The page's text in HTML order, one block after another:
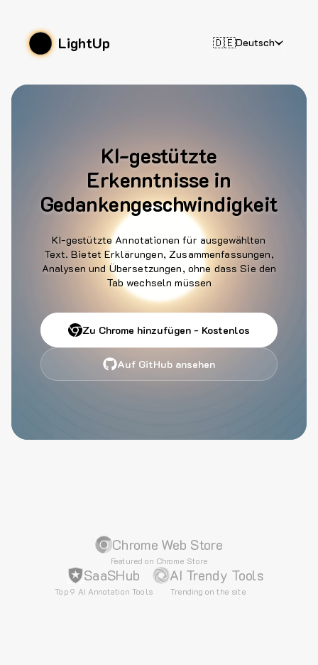
LightUp 🇩🇪Deutsch
KI-gestützte
Erkenntnisse in
Gedankengeschwindigkeit
KI-gestützte Annotationen für ausgewählten
Text. Bietet Erklärungen, Zusammenfassungen,
Analysen und Übersetzungen, ohne dass Sie den
Tab wechseln müssen
Zu Chrome hinzufügen - Kostenlos
Auf GitHub ansehen
Chrome Web Store
Featured on Chrome Store
SaaSHub
Top 9 AI Annotation Tools
AI Trendy Tools
Trending on the site